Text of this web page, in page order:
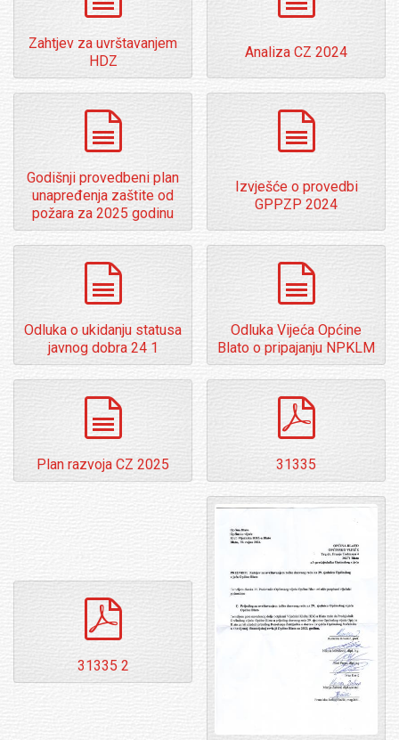
Zahtjev za uvrštavanjem
HDZ
Analiza CZ 2024
Godišnji provedbeni plan
unapređenja zaštite od
požara za 2025 godinu
Izvješće o provedbi
GPPZP 2024
Odluka o ukidanju statusa
javnog dobra 24 1
Odluka Vijeća Općine
Blato o pripajanju NPKLM
Plan razvoja CZ 2025 31335
31335 2